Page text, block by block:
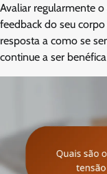
Avaliar regularmente
feedback do seu
resposta a como se
continue a ser